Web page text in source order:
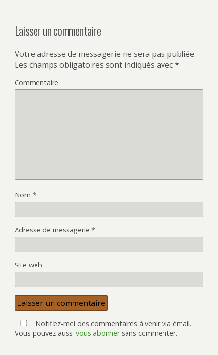
Laisser un commentaire
Votre adresse de messagerie ne sera pas publiée.
Les champs obligatoires sont indiqués avec*
Commentaire
Nom *
Adresse de messagerie *
Site web
Notifiez-moi des commentaires à venir via émail.
Vous pouvez aussi vous abonnersans commenter.